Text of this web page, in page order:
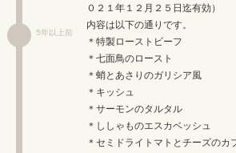
5年以上前
０２１年１２月２５日迄有効）
内容は以下の通りです。
＊特製ローストビーフ
＊七面鳥のロースト
＊蛸とあさりのガリシア風
＊キッシュ
＊サーモンのタルタル
＊ししゃものエスカベッシュ
＊セミドライトマトとチーズのカ